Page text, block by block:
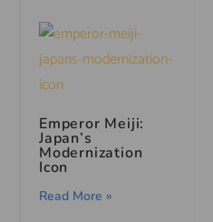
Emperor Meiji:
Japan’s
Modernization
Icon
Read More »